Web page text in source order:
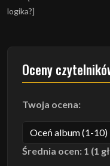
logika?]
Oceny
Twoja ocena:
Średnia ocen: 1 (1